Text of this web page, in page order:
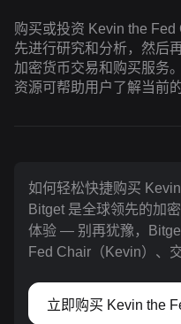
购买或投资 Kevin the
先进行研究和分析，然后
加密货币交易和购买服务
资源可帮助用户了解当前
如何轻松快捷购买
Bitget 是全球领先的加
体验 — 别再犹豫，
Fed Chair（Kevin）、
立即购买 Kevin the